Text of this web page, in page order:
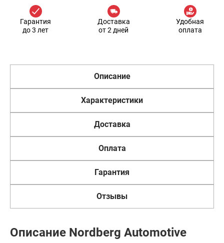
Гарантия
до 3 лет
Доставка
от 2 дней
Удобная
оплата
Описание
Характеристики
Доставка
Оплата
Гарантия
Отзывы
Описание Nordberg Automotive